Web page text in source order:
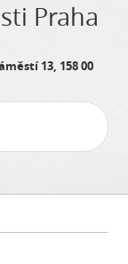
Praha
13, 158 00